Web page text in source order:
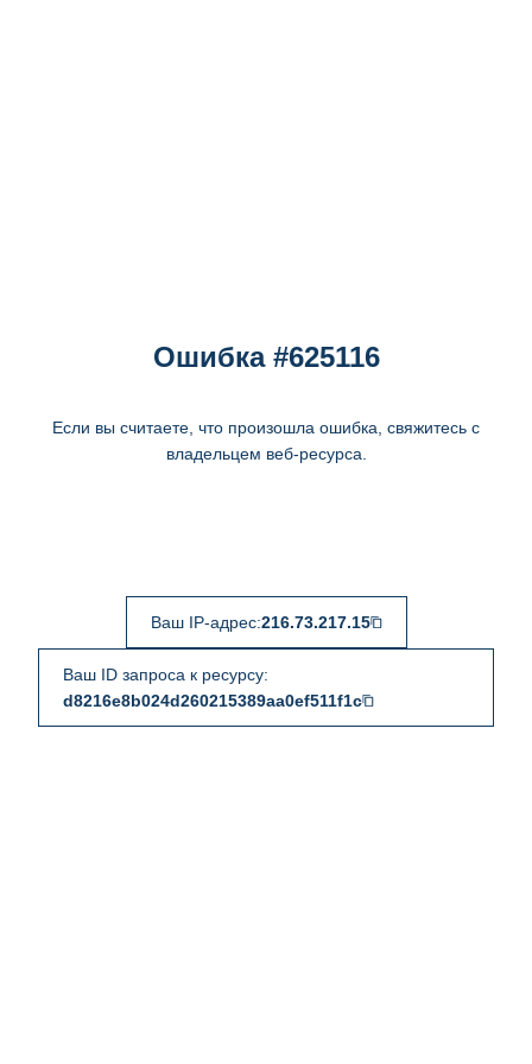
Ошибка #625116
Если вы считаете, что произошла ошибка, свяжитесь с
владельцем веб-ресурса.
Ваш IP-адрес:216.73.217.15
Ваш ID запроса к ресурсу:
d8216e8b024d260215389aa0ef511f1c